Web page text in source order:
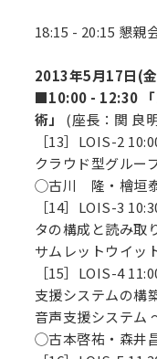
18:15 - 20:15 懇親
2013年5月17日(
■10:00 - 12:30
術」
(座長：関 良
［13］LOIS-2
クラウド型グルー
◯古川 隆・檜垣泰
［14］LOIS-3
タの構成と読み取
サムレットウイッ
［15］LOIS-4
支援システムの構
音声支援システム
◯古本啓祐・森井